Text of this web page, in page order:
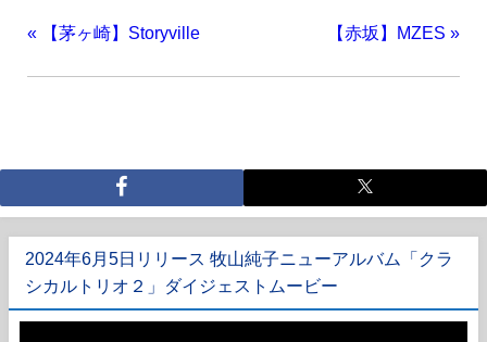
« 【茅ヶ崎】Storyville 【赤坂】MZES »
2024年6月5日リリース 牧山純子ニューアルバム「クラ
シカルトリオ２」ダイジェストムービー